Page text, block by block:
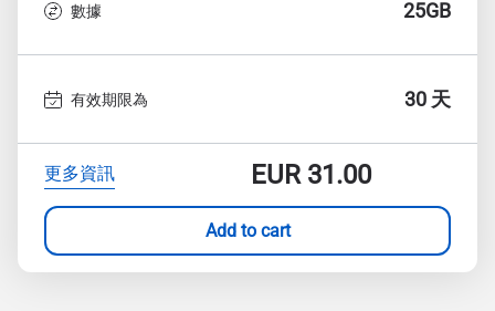
數據 25GB
有效期限為 30 天
更多資訊 EUR31.00
Add to cart